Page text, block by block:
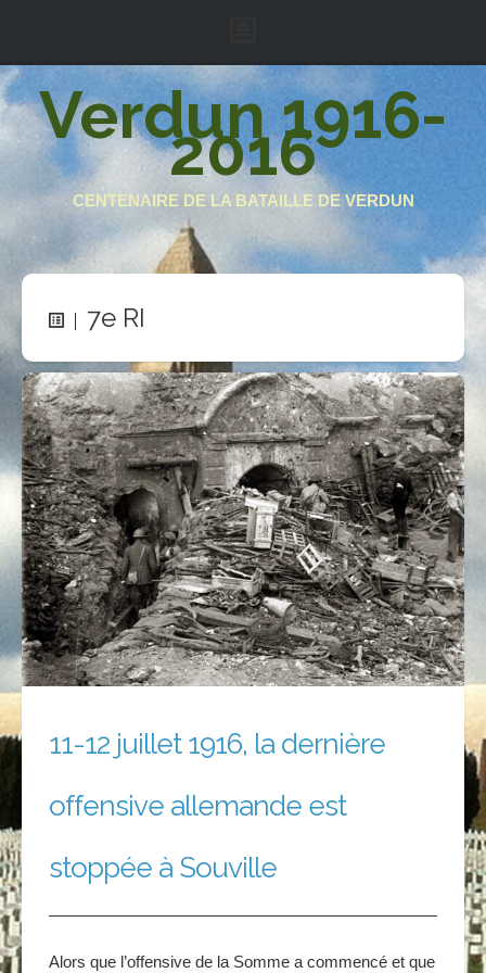
Accueil
Le projet
Armée française
Armée impériale
Région fortifiée
Verdun 1916-
2016
CENTENAIRE DE LA BATAILLE DE VERDUN
7e RI
11-12 juillet 1916, la dernière
offensive allemande est
stoppée à Souville
Alors que l’offensive de la Somme a commencé et que